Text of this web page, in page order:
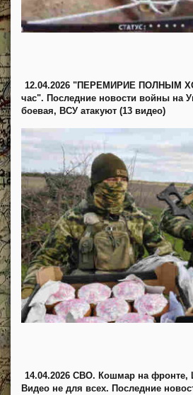
12.04.2026 "ПЕРЕМИРИЕ ПОЛНЫМ
час". Последние новости войны на
боевая, ВСУ атакуют (13 видео)
14.04.2026 СВО. Кошмар на
Видео не для всех. Последние